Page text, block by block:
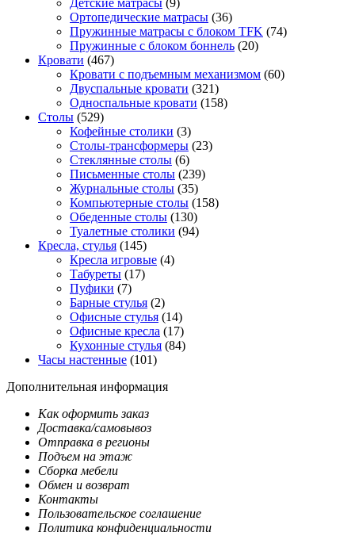
Детские матрасы (9)
Ортопедические матрасы (36)
Пружинные матрасы с блоком TFK (74)
Пружинные с блоком боннель (20)
Кровати (467)
Кровати с подъемным механизмом (60)
Двуспальные кровати (321)
Односпальные кровати (158)
Столы (529)
Кофейные столики (3)
Столы-трансформеры (23)
Стеклянные столы (6)
Письменные столы (239)
Журнальные столы (35)
Компьютерные столы (158)
Обеденные столы (130)
Туалетные столики (94)
Кресла, стулья (145)
Кресла игровые (4)
Табуреты (17)
Пуфики (7)
Барные стулья (2)
Офисные стулья (14)
Офисные кресла (17)
Кухонные стулья (84)
Часы настенные (101)
Дополнительная информация
Как оформить заказ
Доставка/самовывоз
Отправка в регионы
Подъем на этаж
Сборка мебели
Обмен и возврат
Контакты
Пользовательское соглашение
Политика конфиденциальности